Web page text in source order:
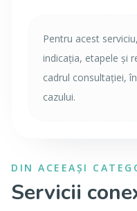
Pentru acest
indicația, etapele și
cadrul consultației,
cazului.
DIN ACEEAȘI
Servicii